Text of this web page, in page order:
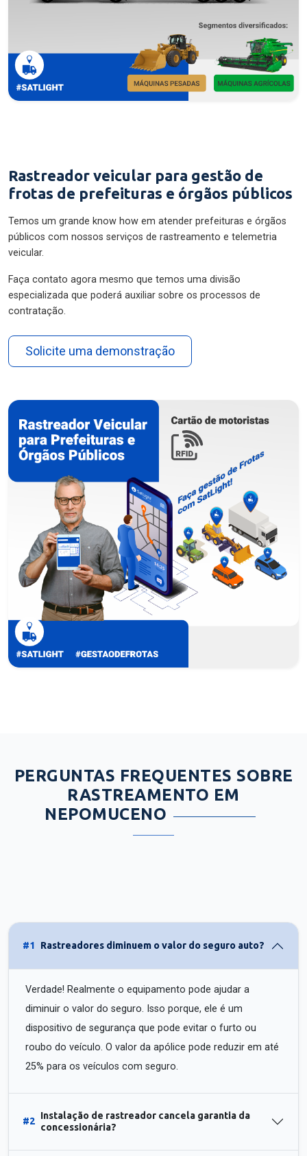
Rastreador veicular para gestão de
frotas de prefeituras e órgãos públicos
Temos um grande know how em atender prefeituras e órgãos
públicos com nossos serviços de rastreamento e telemetria
veicular.
Faça contato agora mesmo que temos uma divisão
especializada que poderá auxiliar sobre os processos de
contratação.
Solicite uma demonstração
PERGUNTAS FREQUENTES SOBRE
RASTREAMENTO EM
NEPOMUCENO
#1 Rastreadores diminuem o valor do seguro auto?
Verdade! Realmente o equipamento pode ajudar a
diminuir o valor do seguro. Isso porque, ele é um
dispositivo de segurança que pode evitar o furto ou
roubo do veículo. O valor da apólice pode reduzir em até
25% para os veículos com seguro.
#2
Instalação de rastreador cancela garantia da
concessionária?